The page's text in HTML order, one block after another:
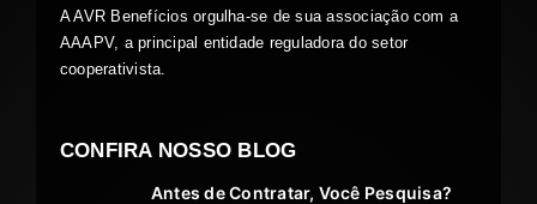
A AVR Benefícios orgulha-se de sua associação com a
AAAPV, a principal entidade reguladora do setor
cooperativista.
CONFIRA NOSSO BLOG
Antes de Contratar, Você Pesquisa?